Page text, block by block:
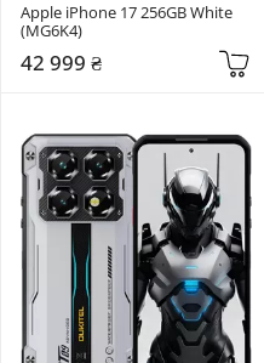
Apple iPhone 17 256GB White
(MG6K4)
42 999 ₴